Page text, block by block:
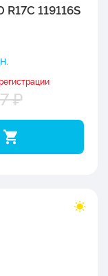
119116S
₽